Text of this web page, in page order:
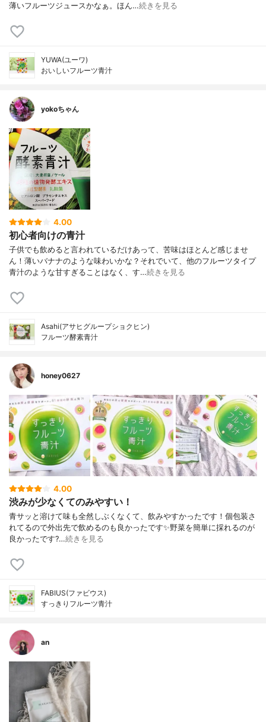
薄いフルーツジュースかなぁ。ほん…続きを見る
YUWA(ユーワ)
おいしいフルーツ青汁
yokoちゃん
4.00
初心者向けの青汁
子供でも飲めると言われているだけあって、苦味はほとんど感じませ
ん！薄いバナナのような味わいかな？それでいて、他のフルーツタイプ
青汁のような甘すぎることはなく、す…続きを見る
Asahi(アサヒグループショクヒン)
フルーツ酵素青汁
honey0627
4.00
渋みが少なくてのみやすい！
青サッと溶けて味も全然しぶくなくて、飲みやすかったです！個包装さ
れてるので外出先で飲めるのも良かったです✨野菜を簡単に採れるのが
良かったです?…続きを見る
FABIUS(ファビウス)
すっきりフルーツ青汁
an